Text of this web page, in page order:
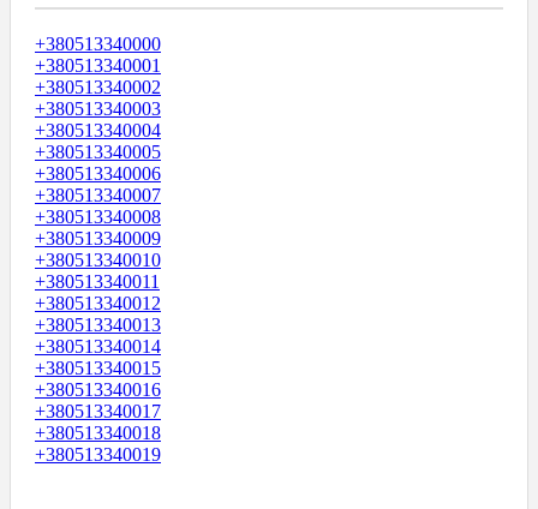
+380513340000
+380513340001
+380513340002
+380513340003
+380513340004
+380513340005
+380513340006
+380513340007
+380513340008
+380513340009
+380513340010
+380513340011
+380513340012
+380513340013
+380513340014
+380513340015
+380513340016
+380513340017
+380513340018
+380513340019